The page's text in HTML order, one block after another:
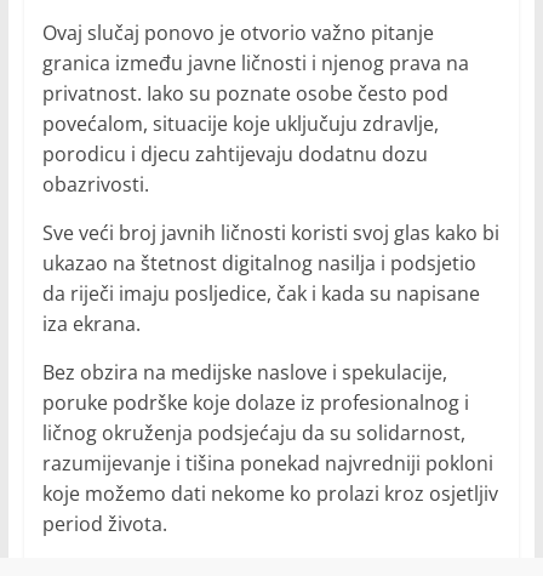
Ovaj slučaj ponovo je otvorio važno pitanje
granica između javne ličnosti i njenog prava na
privatnost. Iako su poznate osobe često pod
povećalom, situacije koje uključuju zdravlje,
porodicu i djecu zahtijevaju dodatnu dozu
obazrivosti.
Sve veći broj javnih ličnosti koristi svoj glas kako bi
ukazao na štetnost digitalnog nasilja i podsjetio
da riječi imaju posljedice, čak i kada su napisane
iza ekrana.
Bez obzira na medijske naslove i spekulacije,
poruke podrške koje dolaze iz profesionalnog i
ličnog okruženja podsjećaju da su solidarnost,
razumijevanje i tišina ponekad najvredniji pokloni
koje možemo dati nekome ko prolazi kroz osjetljiv
period života.